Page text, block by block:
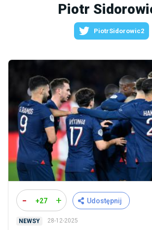
Piotr
PiotrSidorowic2
- +27 + Udostępnij
NEWSY 28-12-2025